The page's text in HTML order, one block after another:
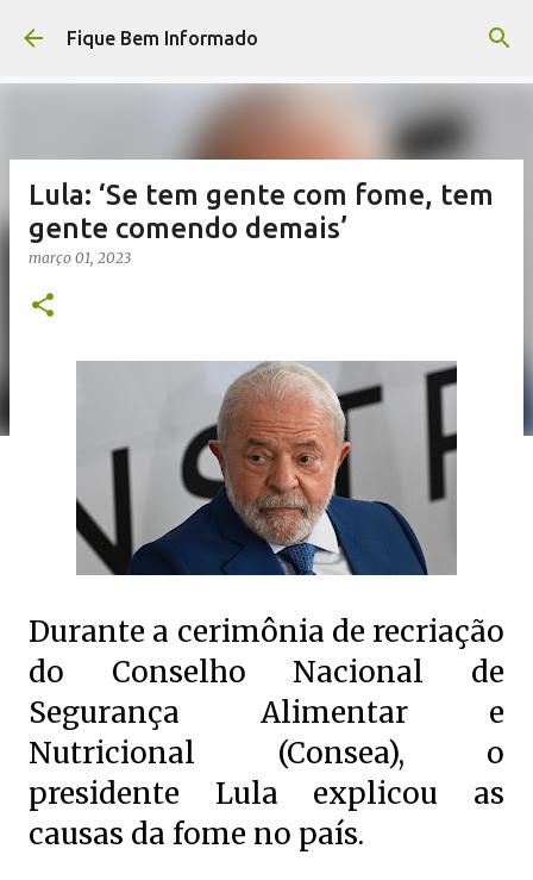
Pular para o conteúdo principal
Fique Bem Informado
Lula: ‘Se tem gente com fome, tem
gente comendo demais’
março 01, 2023
Durante a cerimônia de recriação
do Conselho Nacional de
Segurança Alimentar e
Nutricional (Consea), o
presidente Lula explicou as
causas da fome no país.